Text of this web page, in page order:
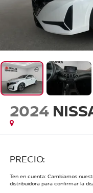
2024
PRECIO:
Ten en cuenta: Cambiamos
distribuidora para confirmar la